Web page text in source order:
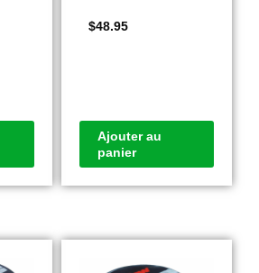
$48.95
Ajouter au
panier